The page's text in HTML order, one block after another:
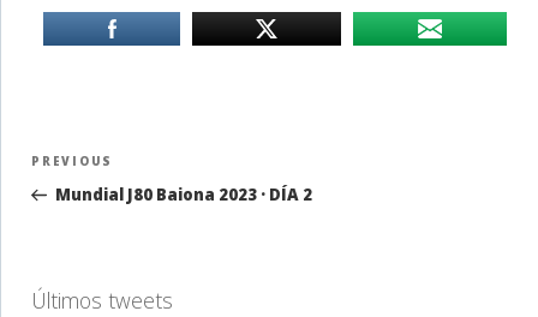
Navegación
entradas
Previous
Post
PREVIOUS
Mundial J80 Baiona 2023 · DÍA 2
Últimos tweets